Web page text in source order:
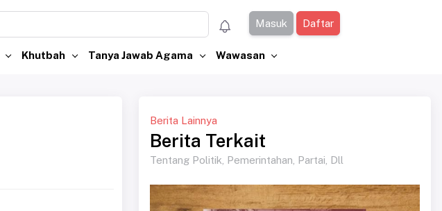
Masuk Daftar
Khutbah Tanya Jawab Agama Wawasan
Berita Lainnya
Berita Terkait
Tentang Politik, Pemerintahan, Partai, Dll